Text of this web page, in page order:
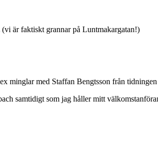
är faktiskt grannar på Luntmakargatan!)
minglar med Staffan Bengtsson från
samtidigt som jag håller mitt